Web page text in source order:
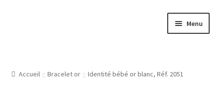
Menu
Atelier
Accueil Bracelet or Identité bébé or blanc, Réf. 2051